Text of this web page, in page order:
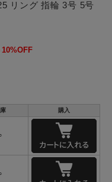
リング 指輪 3号 5号
10%OFF
購入
○
○